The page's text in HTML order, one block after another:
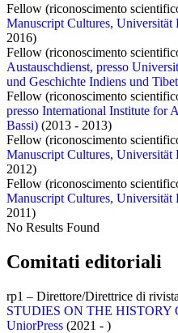
Fellow (riconoscimento
Manuscript Cultures, Universität
2016)
Fellow (riconoscimento
Austauschdienst, presso
und Geschichte Indiens und
Fellow (riconoscimento
presso International Institute for
Bassi) (2013 - 2013)
Fellow (riconoscimento
Manuscript Cultures, Universität
2012)
Fellow (riconoscimento
Manuscript Cultures, Universität
2011)
No Results Found
Comitati editoriali
rp1 – Direttore/Direttrice di
STUDIES ON THE HISTORY
UniorPress (2021 - )